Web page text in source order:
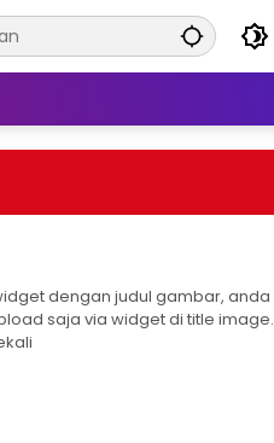
dengan judul gambar, anda
saja via widget di title image.